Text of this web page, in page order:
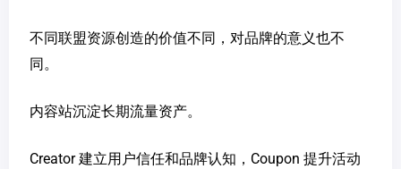
不同联盟资源创造的价值不同，对品牌的意义也不
同。
内容站沉淀长期流量资产。
Creator 建立用户信任和品牌认知，Coupon 提升活动